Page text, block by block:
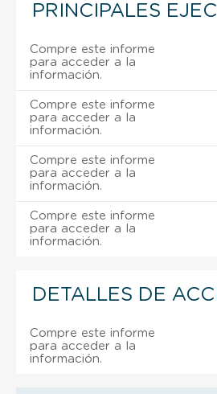
PRINCIPALES
Compre este informe
para acceder a la
información.
Compre este informe
para acceder a la
información.
Compre este informe
para acceder a la
información.
Compre este informe
para acceder a la
información.
DETALLES DE
Compre este informe
para acceder a la
información.